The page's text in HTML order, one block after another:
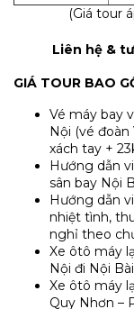
(Giá tour
Liên hệ &
GIÁ TOUR BAO
Vé máy bay
Nội (vé
xách tay +
Hướng dẫn
sân bay Nội
Hướng dẫn
nhiệt tình,
nghỉ theo
Xe ôtô máy
Nội đi Nội
Xe ôtô máy
Quy Nhơn –